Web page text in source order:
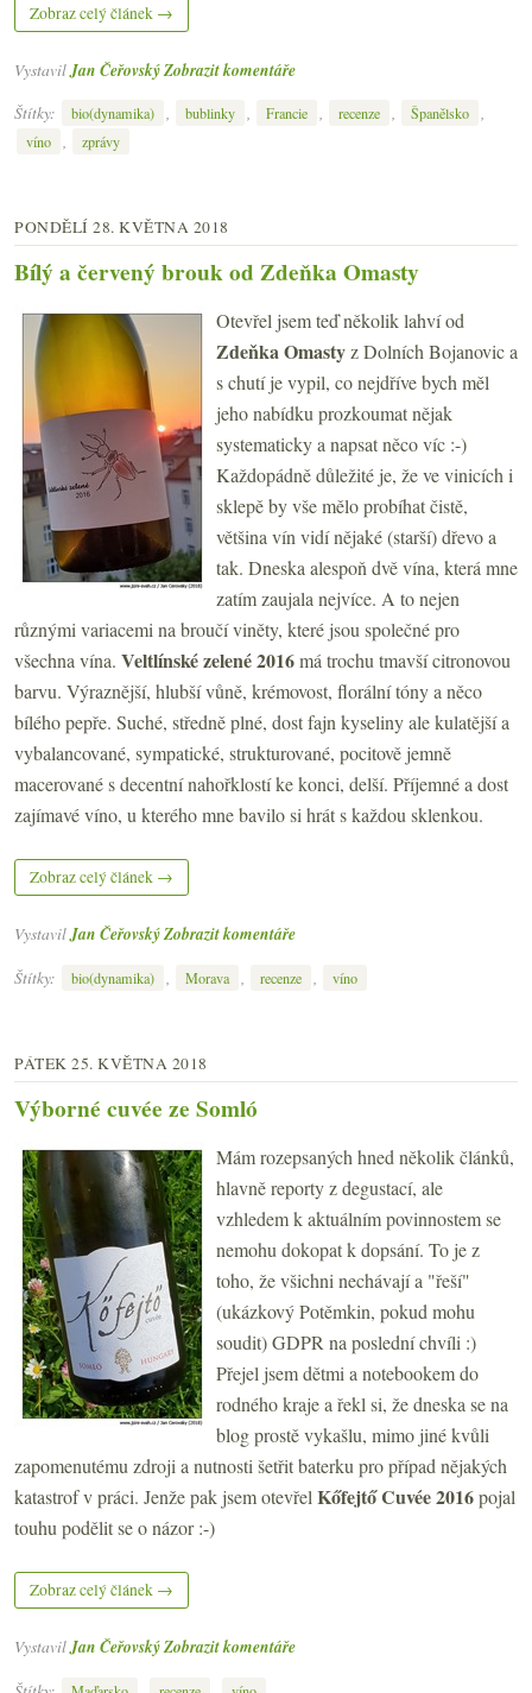
Zobraz celý článek →
VystavilJan ČeřovskýZobrazit komentáře
Štítky:
bio(dynamika) , bublinky , Francie , recenze , Španělsko ,
víno , zprávy
PONDĚLÍ 28. KVĚTNA 2018
Bílý a červený brouk od Zdeňka Omasty
Otevřel jsem teď několik lahví od
Zdeňka Omastyz Dolních Bojanovic a
s chutí je vypil, co nejdříve bych měl
jeho nabídku prozkoumat nějak
systematicky a napsat něco víc :-)
Každopádně důležité je, že ve vinicích i
sklepě by vše mělo probíhat čistě,
většina vín vidí nějaké (starší) dřevo a
tak. Dneska alespoň dvě vína, která mne
zatím zaujala nejvíce. A to nejen
různými variacemi na broučí viněty, které jsou společné pro
všechna vína. Veltlínské zelené 2016má trochu tmavší citronovou
barvu. Výraznější, hlubší vůně, krémovost, florální tóny a něco
bílého pepře. Suché, středně plné, dost fajn kyseliny ale kulatější a
vybalancované, sympatické, strukturované, pocitově jemně
macerované s decentní nahořklostí ke konci, delší. Příjemné a dost
zajímavé víno, u kterého mne bavilo si hrát s každou sklenkou.
Zobraz celý článek →
VystavilJan ČeřovskýZobrazit komentáře
Štítky:
bio(dynamika) , Morava , recenze , víno
PÁTEK 25. KVĚTNA 2018
Výborné cuvée ze Somló
Mám rozepsaných hned několik článků,
hlavně reporty z degustací, ale
vzhledem k aktuálním povinnostem se
nemohu dokopat k dopsání. To je z
toho, že všichni nechávají a "řeší"
(ukázkový Potěmkin, pokud mohu
soudit) GDPR na poslední chvíli :)
Přejel jsem dětmi a notebookem do
rodného kraje a řekl si, že dneska se na
blog prostě vykašlu, mimo jiné kvůli
zapomenutému zdroji a nutnosti šetřit baterku pro případ nějakých
katastrof v práci. Jenže pak jsem otevřel Kőfejtő Cuvée 2016pojal
touhu podělit se o názor :-)
Zobraz celý článek →
VystavilJan ČeřovskýZobrazit komentáře